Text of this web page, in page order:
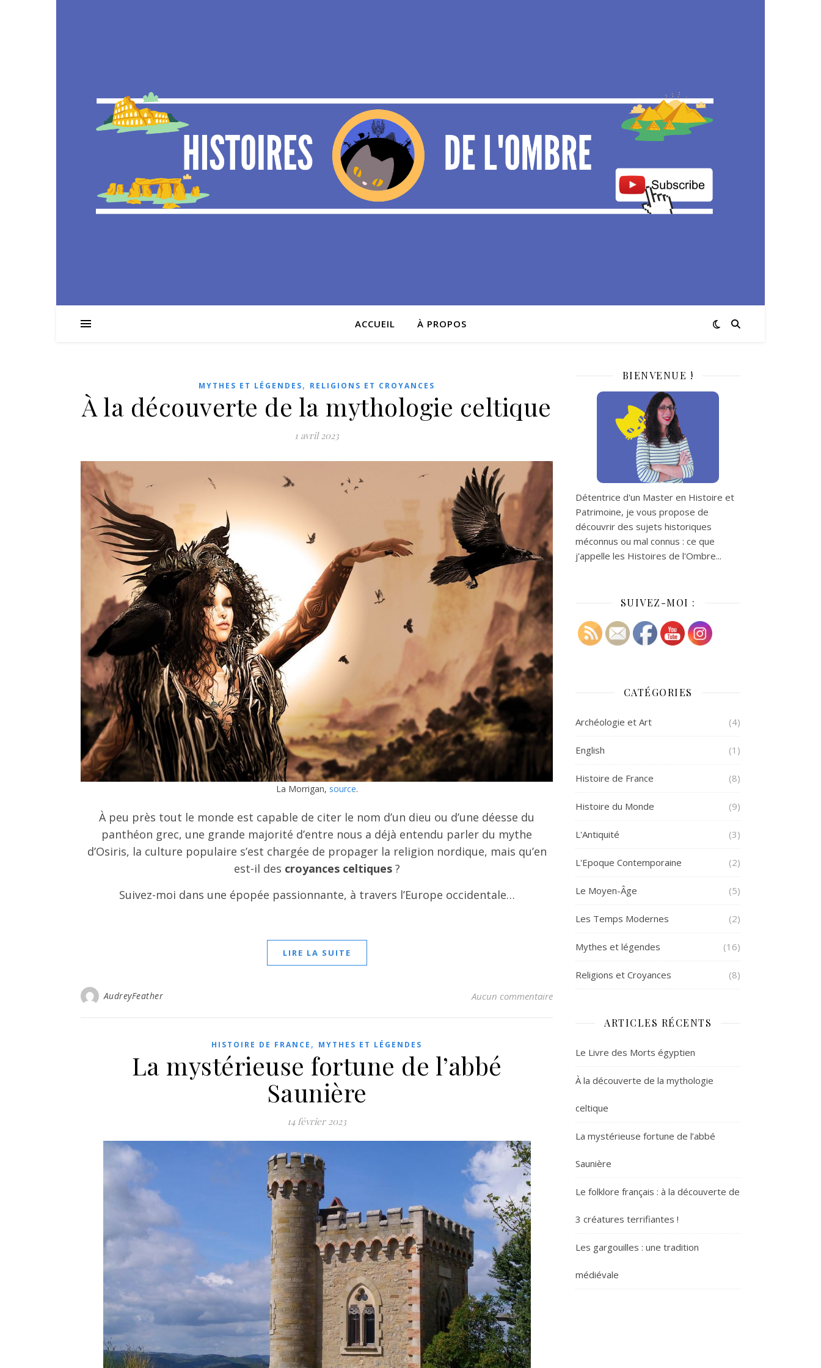
ACCUEIL À PROPOS
MYTHES ET LÉGENDES, RELIGIONS ET CROYANCES
À la découverte de la mythologie celtique
1 avril 2023
La Morrigan, source.
À peu près tout le monde est capable de citer le nom d’un dieu ou d’une déesse du
panthéon grec, une grande majorité d’entre nous a déjà entendu parler du mythe
d’Osiris, la culture populaire s’est chargée de propager la religion nordique, mais qu’en
est-il des croyances celtiques?
Suivez-moi dans une épopée passionnante, à travers l’Europe occidentale…
LIRE LA SUITE
AudreyFeather Aucun commentaire
HISTOIRE DE FRANCE , MYTHES ET LÉGENDES
La mystérieuse fortune de l’abbé
Saunière
14 février 2023
BIENVENUE !
Détentrice d'un Master en Histoire et
Patrimoine, je vous propose de
découvrir des sujets historiques
méconnus ou mal connus : ce que
j'appelle les Histoires de l'Ombre...
SUIVEZ-MOI :
CATÉGORIES
Archéologie et Art (4)
English (1)
Histoire de France (8)
Histoire du Monde (9)
L'Antiquité (3)
L'Epoque Contemporaine (2)
Le Moyen-Âge (5)
Les Temps Modernes (2)
Mythes et légendes (16)
Religions et Croyances (8)
ARTICLES RÉCENTS
Le Livre des Morts égyptien
À la découverte de la mythologie
celtique
La mystérieuse fortune de l’abbé
Saunière
Le folklore français : à la découverte de
3 créatures terrifiantes !
Les gargouilles : une tradition
médiévale